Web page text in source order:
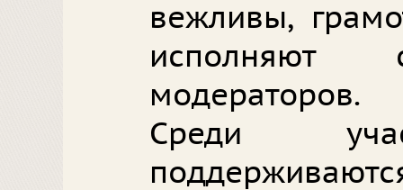
вежливы,
исполняют
модераторов.
Среди